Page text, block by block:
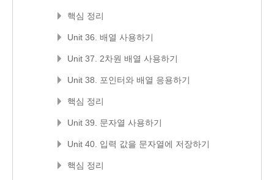
핵심 정리
Unit 36. 배열 사용하기
Unit 37. 2차원 배열 사용하기
Unit 38. 포인터와 배열 응용하기
핵심 정리
Unit 39. 문자열 사용하기
Unit 40. 입력 값을 문자열에 저장하기
핵심 정리